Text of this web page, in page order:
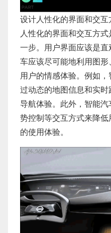
设计人性化的界面和交互
人性化的界面和交互方
一步。用户界面应该是
车应该尽可能地利用图
用户的情感体验。例如
过动态的地图信息和实
导航体验。此外，智能
势控制等交互方式来降
的使用体验。